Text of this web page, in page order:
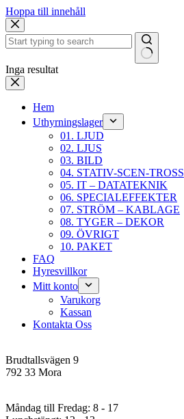
Hoppa till innehåll
Inga resultat
Hem
Uthyrningslager
01. LJUD
02. LJUS
03. BILD
04. STATIV-SCEN-TROSS
05. IT – DATATEKNIK
06. SPECIALEFFEKTER
07. STRÖM – KABLAGE
08. TYGER – DEKOR
09. ÖVRIGT
10. PAKET
FAQ
Hyresvillkor
Mitt konto
Varukorg
Kassan
Kontakta Oss
Brudtallsvägen 9
792 33 Mora
Måndag till Fredag: 8 - 17